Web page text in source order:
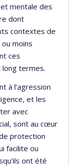
mentale des
dont
contextes de
moins
ces
long termes.
à l’agression
et les
avec
sont au cœur
protection
facilite ou
ont été